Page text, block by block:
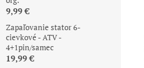
9,99 €
Zapaľovanie stator 6-
cievkové - ATV -
4+1pin/samec
19,99 €